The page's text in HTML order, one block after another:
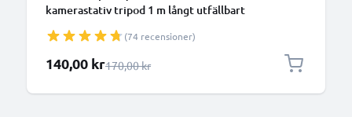
kamerastativ tripod 1 m långt utfällbart
med Bluetooth-fjärrkontroll för iPhone, GoPro -
Svart
(74 recensioner)
Specialpris
140,00 krOrdinarie pris
170,00 kr